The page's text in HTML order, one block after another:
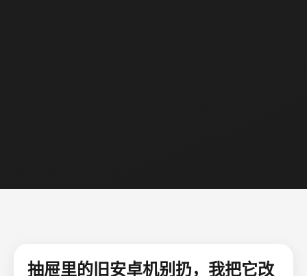
抽屉里的旧安卓机别扔，我把它改